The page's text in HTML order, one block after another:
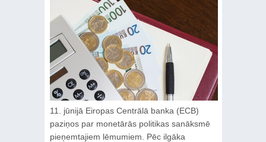
11. jūnijā Eiropas Centrālā banka (ECB)
paziņos par monetārās politikas sanāksmē
pieņemtajiem lēmumiem. Pēc ilgāka